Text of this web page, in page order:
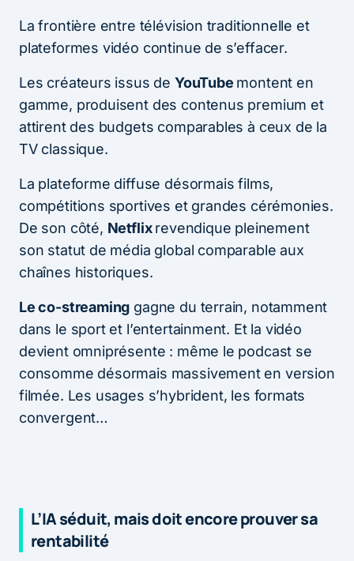
La frontière entre télévision traditionnelle et
plateformes vidéo continue de s’effacer.
Les créateurs issus de YouTube montent en
gamme, produisent des contenus premium et
attirent des budgets comparables à ceux de la
TV classique.
La plateforme diffuse désormais films,
compétitions sportives et grandes cérémonies.
De son côté, Netflixrevendique pleinement
son statut de média global comparable aux
chaînes historiques.
Le co-streaming gagne du terrain, notamment
dans le sport et l’entertainment. Et la vidéo
devient omniprésente : même le podcast se
consomme désormais massivement en version
filmée. Les usages s’hybrident, les formats
convergent…
L’IA séduit, mais doit encore prouver sa
rentabilité